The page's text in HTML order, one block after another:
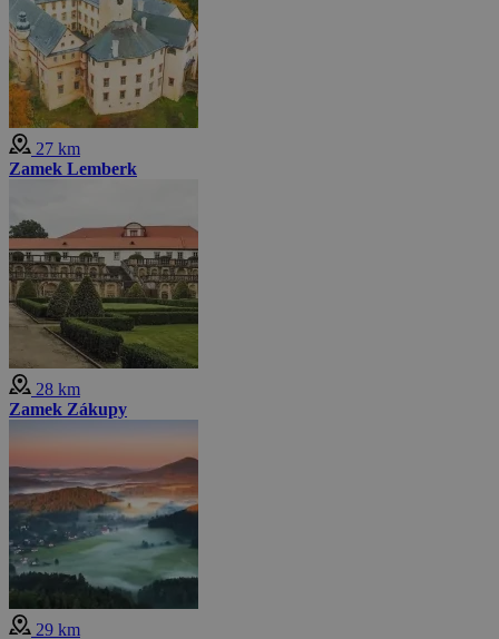
27 km
Zamek Lemberk
28 km
Zamek Zákupy
29 km